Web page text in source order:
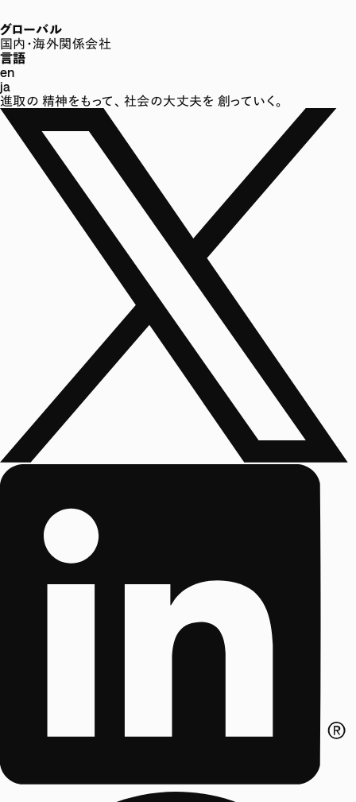
グローバル
国内・海外関係会社
言語
en
ja
進取の 精神をもって、 社会の大丈夫を 創っていく。